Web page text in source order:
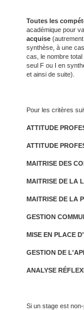
Toutes les
académique pour
acquise
synthèse, à une
cas, le nombre
seul F ou I en
et ainsi de suite).
Pour les critères
ATTITUDE
ATTITUDE
MAITRISE DES
MAITRISE DE LA
MAITRISE DE LA
GESTION
MISE EN PLACE
GESTION DE
ANALYSE
Si un stage est